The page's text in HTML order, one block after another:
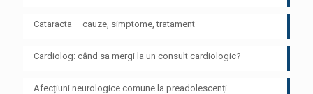
Cataracta – cauze, simptome, tratament
Cardiolog: când sa mergi la un consult cardiologic?
Afecțiuni neurologice comune la preadolescenți